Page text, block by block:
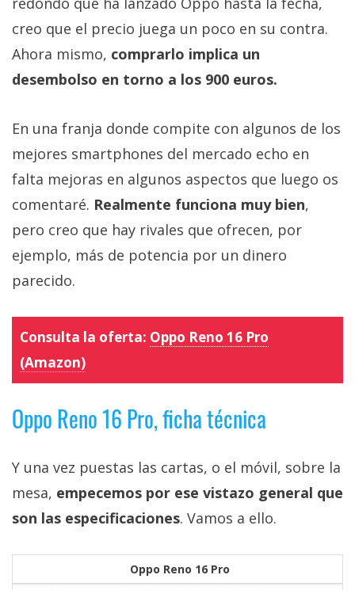
creo que el precio juega un poco en su contra.
Ahora mismo, comprarlo implica un
desembolso en torno a los 900 euros.
En una franja donde compite con algunos de los
mejores smartphones del mercado echo en
falta mejoras en algunos aspectos que luego os
comentaré. Realmente funciona muy bien,
pero creo que hay rivales que ofrecen, por
ejemplo, más de potencia por un dinero
parecido.
Consulta la oferta: Oppo Reno 16 Pro
(Amazon)
Oppo Reno 16 Pro, ficha técnica
Y una vez puestas las cartas, o el móvil, sobre la
mesa, empecemos por ese vistazo general que
son las especificaciones. Vamos a ello.
Oppo Reno 16 Pro